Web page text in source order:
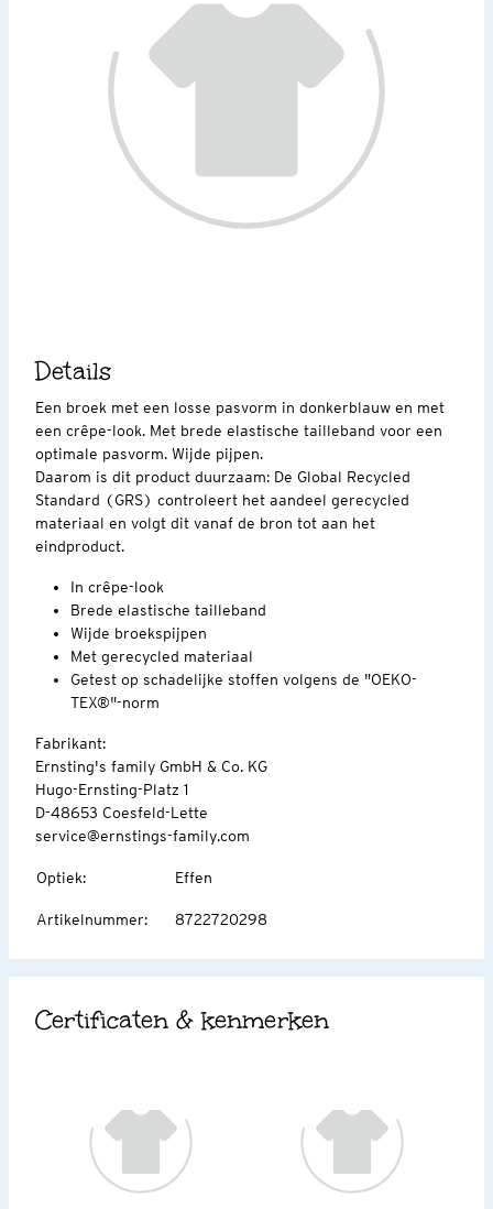
Details
Een broek met een losse pasvorm in donkerblauw en met
een crêpe-look. Met brede elastische tailleband voor een
optimale pasvorm. Wijde pijpen.
Daarom is dit product duurzaam: De Global Recycled
Standard (GRS) controleert het aandeel gerecycled
materiaal en volgt dit vanaf de bron tot aan het
eindproduct.
In crêpe-look
Brede elastische tailleband
Wijde broekspijpen
Met gerecycled materiaal
Getest op schadelijke stoffen volgens de "OEKO-
TEX®"-norm
Fabrikant:
Ernsting's family GmbH & Co. KG
Hugo-Ernsting-Platz 1
D-48653 Coesfeld-Lette
service@ernstings-family.com
Optiek: Effen
Artikelnummer: 8722720298
Certificaten & kenmerken